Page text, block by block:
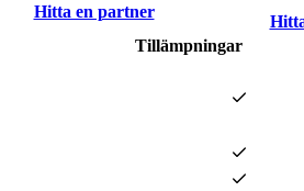
Hitta en partner
Tillämpningar